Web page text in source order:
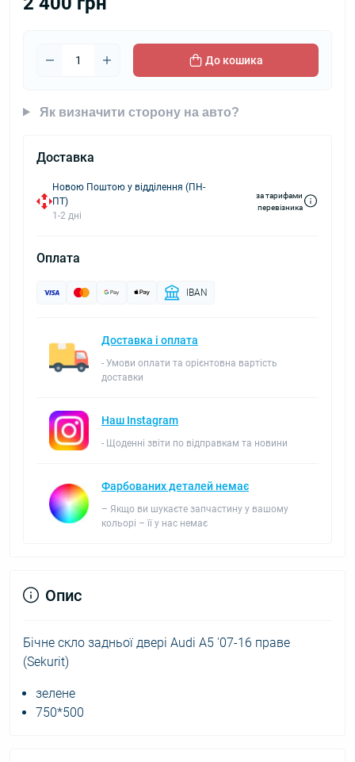
До кошика
Як визначити сторону на авто?
Доставка
Новою Поштою у відділення (ПН-
ПТ)
1-2 дні
за тарифами
перевізника
Оплата
IBAN
Доставка і оплата
- Умови оплати та орієнтовна вартість
доставки
Наш Instagram
- Щоденні звіти по відправкам та новини
Фарбованих деталей немає
– Якщо ви шукаєте запчастину у вашому
кольорі – її у нас немає
Опис
Бічне скло задньої двері Audi A5 '07-16 праве
(Sekurit)
зелене
750*500